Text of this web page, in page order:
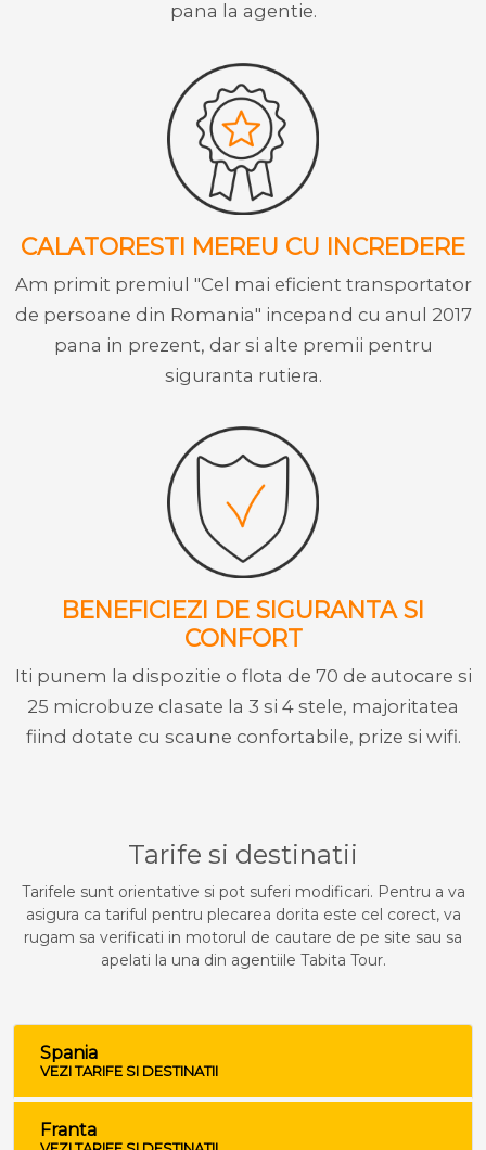
pana la agentie.
CALATORESTI MEREU CU INCREDERE
Am primit premiul "Cel mai eficient transportator
de persoane din Romania" incepand cu anul 2017
pana in prezent, dar si alte premii pentru
siguranta rutiera.
BENEFICIEZI DE SIGURANTA SI
CONFORT
Iti punem la dispozitie o flota de 70 de autocare si
25 microbuze clasate la 3 si 4 stele, majoritatea
fiind dotate cu scaune confortabile, prize si wifi.
Tarife si destinatii
Tarifele sunt orientative si pot suferi modificari. Pentru a va
asigura ca tariful pentru plecarea dorita este cel corect, va
rugam sa verificati in motorul de cautare de pe site sau sa
apelati la una din agentiile Tabita Tour.
Spania
VEZI TARIFE SI DESTINATII
Franta